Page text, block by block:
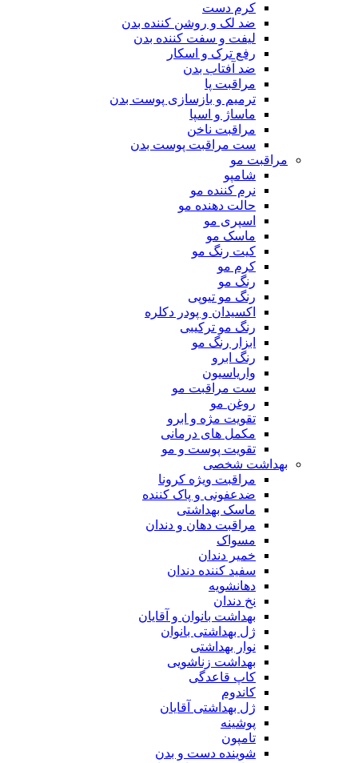
کرم دست
ضد لک و روشن کننده بدن
لیفت و سفت کننده بدن
رفع ترک و اسکار
ضد آفتاب بدن
مراقبت پا
ترمیم و بازسازی پوست بدن
ماساژ و اسپا
مراقبت ناخن
ست مراقبت پوست بدن
مراقبت مو
شامپو
نرم کننده مو
حالت دهنده مو
اسپری مو
ماسک مو
کیت رنگ مو
کرم مو
رنگ مو
رنگ مو تیوپی
اکسیدان و پودر دکلره
رنگ مو ترکیبی
ابزار رنگ مو
رنگ ابرو
واریاسیون
ست مراقبت مو
روغن مو
تقویت مژه و ابرو
مکمل های درمانی
تقویت پوست و مو
بهداشت شخصی
مراقبت ویژه کرونا
ضدعفونی و پاک کننده
ماسک بهداشتی
مراقبت دهان و دندان
مسواک
خمیر دندان
سفید کننده دندان
دهانشویه
نخ دندان
بهداشت بانوان و آقایان
ژل بهداشتی بانوان
نوار بهداشتی
بهداشت زناشویی
کاپ قاعدگی
کاندوم
ژل بهداشتی آقایان
پوشینه
تامپون
شوینده دست و بدن